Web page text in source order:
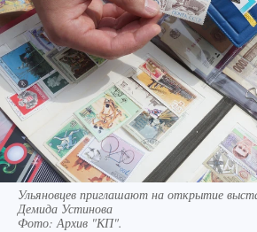
Ульяновцев приглашают на открытие
Демида Устинова
Фото: Архив "КП".